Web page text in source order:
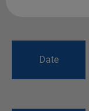
Date